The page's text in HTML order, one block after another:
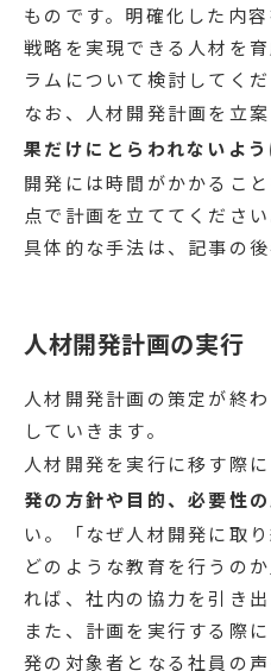
ものです。明確化した内
戦略を実現できる人材を
ラムについて検討してくだ
なお、人材開発計画を立案
果だけにとらわれないよ
開発には時間がかかるこ
点で計画を立ててくださ
具体的な手法は、記事の
人材開発計画の実行
人材開発計画の策定が終
していきます。
人材開発を実行に移す際に
発の方針や目的、必要性
い。「なぜ人材開発に取
どのような教育を行うの
れば、社内の協力を引き出
また、計画を実行する際
発の対象者となる社員の